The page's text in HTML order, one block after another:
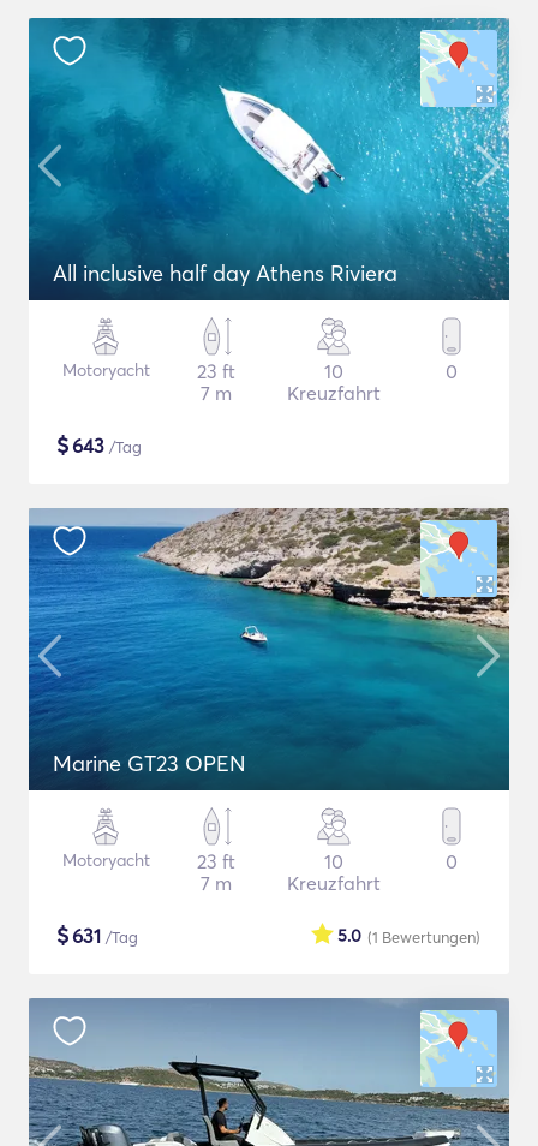
All inclusive half day Athens Riviera
Motoryacht
23 ft
7 m
10
Kreuzfahrt
0
$643 /Tag
Marine GT23 OPEN
Motoryacht
23 ft
7 m
10
Kreuzfahrt
0
$631 /Tag (1 Bewertungen)
5.0